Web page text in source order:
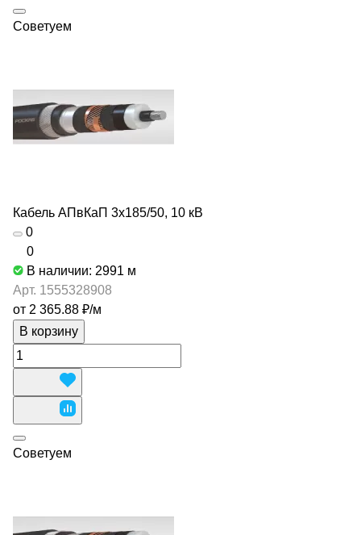
Советуем
Кабель АПвКаП 3х185/50, 10 кВ
0
0
В наличии: 2991 м
Арт. 1555328908
от 2 365.88 ₽/м
В корзину
Советуем